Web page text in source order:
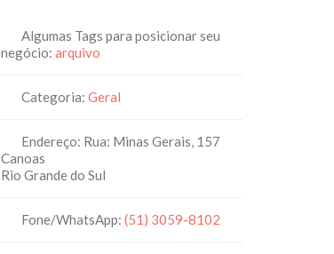
Algumas Tags para posicionar seu
negócio:arquivo
Categoria:Geral
Endereço: Rua: Minas Gerais, 157
Canoas
Rio Grande do Sul
Fone/WhatsApp:(51) 3059-8102